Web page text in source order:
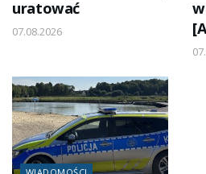
Tragedia
na ul. Krakowskiej
w Rzeszowie.
Kierowcy nie udało się
uratować